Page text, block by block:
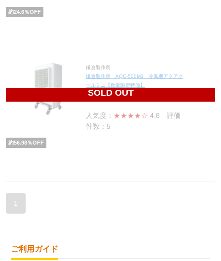
約24.6％OFF
SOLD OUT
鎌倉製作所
鎌倉製作所 AQC-500M3 冷風機アクアク
ールミニ【数量限定特価】
64,527
人気度： ★★★★☆ 4.8 評価
件数：5
約56.98％OFF
1
ご利用ガイド